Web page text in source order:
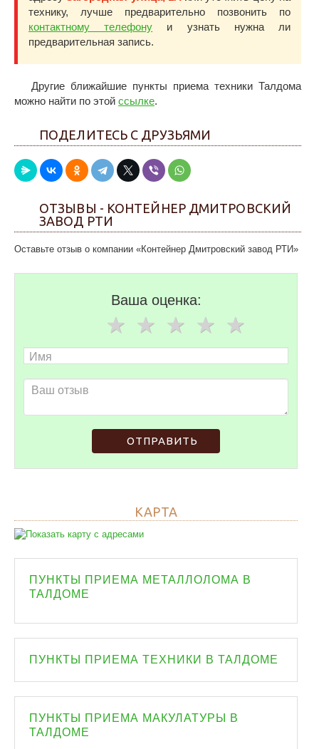
технику, лучше предварительно позвонить по
контактному телефону и узнать нужна ли
предварительная запись.
Другие ближайшие пункты приема техники Талдома
можно найти по этой ссылке.
ПОДЕЛИТЕСЬ С ДРУЗЬЯМИ
ОТЗЫВЫ - КОНТЕЙНЕР ДМИТРОВСКИЙ
ЗАВОД РТИ
Оставьте отзыв о компании «Контейнер Дмитровский завод РТИ»
Ваша оценка:
ОТПРАВИТЬ
КАРТА
ПУНКТЫ ПРИЕМА МЕТАЛЛОЛОМА В
ТАЛДОМЕ
ПУНКТЫ ПРИЕМА ТЕХНИКИ В ТАЛДОМЕ
ПУНКТЫ ПРИЕМА МАКУЛАТУРЫ В
ТАЛДОМЕ